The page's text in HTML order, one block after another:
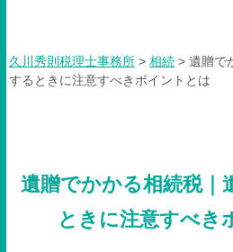
久川秀則税理士事務所 > 相続 > 遺贈で
するときに注意すべきポイントとは
遺贈でかかる相続税｜
ときに注意すべき